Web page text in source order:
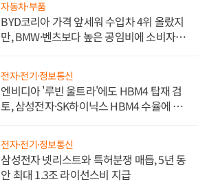
자동차·부품
BYD코리아 가격 앞세워 수입차 4위 올랐지
만, BMW·벤츠보다 높은 공임비에 소비자
전자·전기·정보통신
엔비디아 '루빈 울트라'에도 HBM4 탑재 검
토, 삼성전자·SK하이닉스 HBM4 수율에 주
전자·전기·정보통신
삼성전자 넷리스트와 특허분쟁 매듭, 5년 동
안 최대 1.3조 라이선스비 지급